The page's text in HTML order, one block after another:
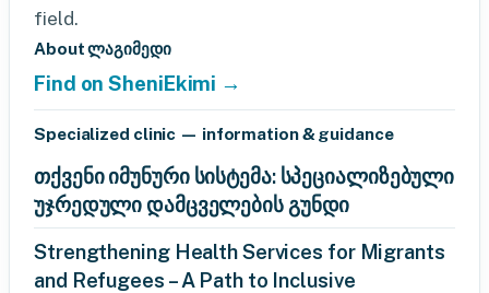
field.
About ლაგიმედი
Find on SheniEkimi →
Specialized clinic — information & guidance
თქვენი იმუნური სისტემა: სპეციალიზებული
უჯრედული დამცველების გუნდი
Strengthening Health Services for Migrants
and Refugees – A Path to Inclusive